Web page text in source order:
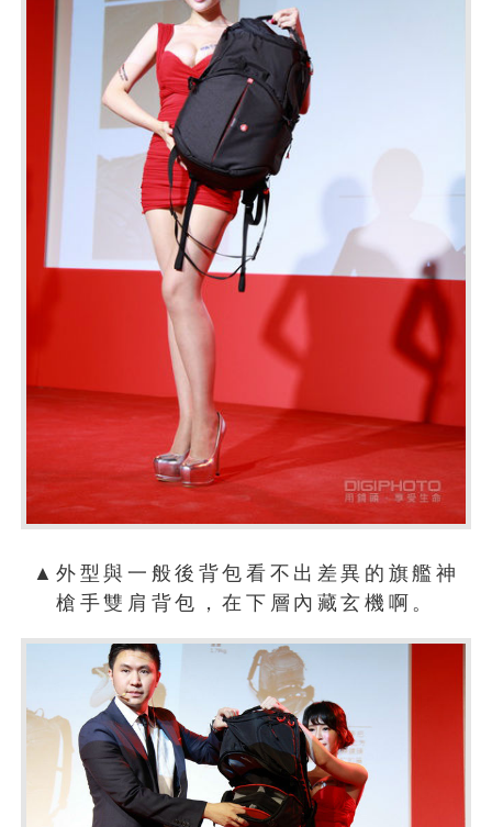
▲外型與一般後背包看不出差異的旗艦神
槍手雙肩背包，在下層內藏玄機啊。